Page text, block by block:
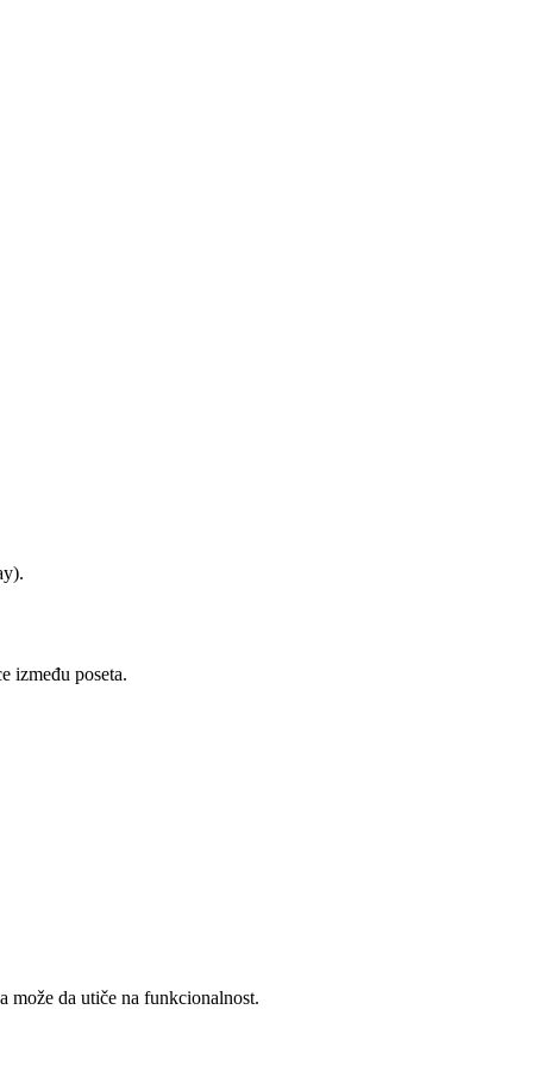
između poseta.
može da utiče na funkcionalnost.